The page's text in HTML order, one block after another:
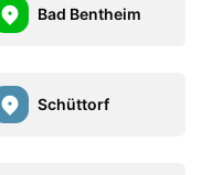
Bad Bentheim
Schüttorf